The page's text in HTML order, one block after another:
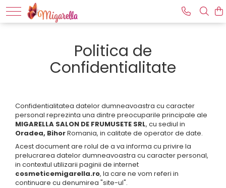
Creme contur ochi
Lotiune micelara pentru ten
Masti cosmetice
Peeling
Seruri
Tratamente faciale
Anticelulita modelare corporala
Fermitate si tonifiere corp
Scruburi pentru corp
Vopsea sprancene/gene
Aparate de epilat si solutii
Ceara Depil Ok
Politica de
Confidentialitate
Confidentialitatea datelor dumneavoastra cu caracter
personal reprezinta una dintre preocuparile principale ale
MIGARELLA SALON DE FRUMUSETE SRL, cu sediul in
Oradea, BihorRomania, in calitate de operator de date.
Acest document are rolul de a va informa cu privire la
prelucrarea datelor dumneavoastra cu caracter personal,
in contextul utilizarii paginii de internet
cosmeticemigarella.ro, la care ne vom referi in
continuare cu denumirea "site-ul".